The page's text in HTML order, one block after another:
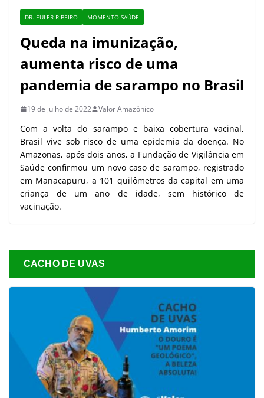
DR. EULER RIBEIRO MOMENTO SAÚDE
Queda na imunização,
aumenta risco de uma
pandemia de sarampo no Brasil
19 de julho de 2022 Valor Amazônico
Com a volta do sarampo e baixa cobertura vacinal,
Brasil vive sob risco de uma epidemia da doença. No
Amazonas, após dois anos, a Fundação de Vigilância em
Saúde confirmou um novo caso de sarampo, registrado
em Manacapuru, a 101 quilômetros da capital em uma
criança de um ano de idade, sem histórico de
vacinação.
CACHO DE UVAS